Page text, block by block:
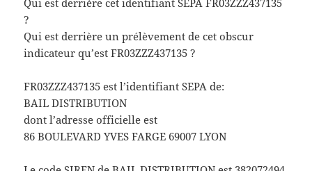
Qui est derrière cet identifiant SEPA FR03ZZZ437135
?
Qui est derrière un prélèvement de cet obscur
indicateur qu’est FR03ZZZ437135 ?
FR03ZZZ437135 est l’identifiant SEPA de:
BAIL DISTRIBUTION
dont l’adresse officielle est
86 BOULEVARD YVES FARGE 69007 LYON